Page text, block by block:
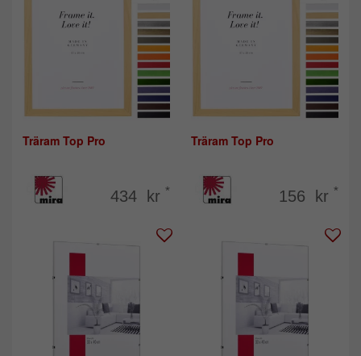
Träram Top Pro
434 kr *
Träram Top Pro
156 kr *